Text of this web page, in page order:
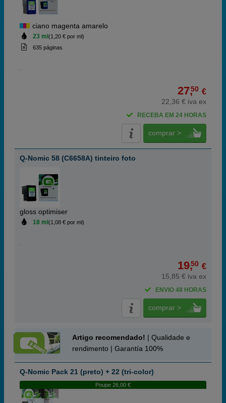
ciano magenta amarelo
23 ml (1,20 € por ml)
635 páginas
27,50 €
22,36 € iva ex
RECEBA EM 24 HORAS
comprar >
Q-Nomic 58 (C6658A) tinteiro foto
gloss optimiser
18 ml (1,08 € por ml)
19,50 €
15,85 € iva ex
ENVIO 48 HORAS
comprar >
Artigo recomendado! | Qualidade e
rendimento | Garantía 100%
Q-Nomic Pack 21 (preto) + 22 (tri-color)
Poupe 26,00 €